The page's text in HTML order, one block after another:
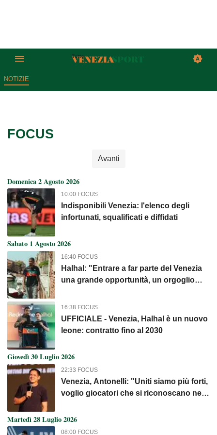
NOTIZIE
FOCUS
Avanti
Domenica 2 Agosto 2026
10:00 FOCUS
Indisponibili Venezia: l'elenco degli
infortunati, squalificati e diffidati
Sabato 1 Agosto 2026
16:40 FOCUS
Halhal: "Entrare a far parte del Venezia
una grande opportunità, un orgoglio
16:38 FOCUS
UFFICIALE - Venezia, Halhal è un nuovo
leone: contratto fino al 2030
Giovedì 30 Luglio 2026
22:33 FOCUS
Venezia, Antonelli: "Uniti siamo più forti,
voglio giocatori che si riconoscano nei
Martedì 28 Luglio 2026
08:00 FOCUS